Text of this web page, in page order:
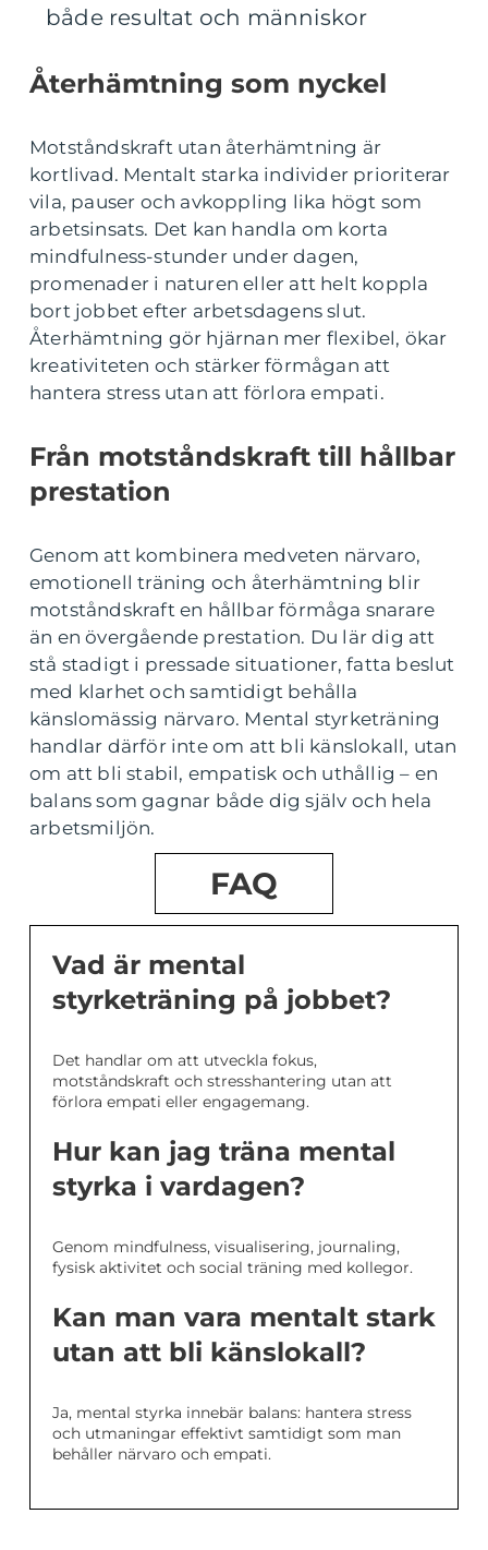
både resultat och människor
Återhämtning som nyckel
Motståndskraft utan återhämtning är
kortlivad. Mentalt starka individer prioriterar
vila, pauser och avkoppling lika högt som
arbetsinsats. Det kan handla om korta
mindfulness-stunder under dagen,
promenader i naturen eller att helt koppla
bort jobbet efter arbetsdagens slut.
Återhämtning gör hjärnan mer flexibel, ökar
kreativiteten och stärker förmågan att
hantera stress utan att förlora empati.
Från motståndskraft till hållbar
prestation
Genom att kombinera medveten närvaro,
emotionell träning och återhämtning blir
motståndskraft en hållbar förmåga snarare
än en övergående prestation. Du lär dig att
stå stadigt i pressade situationer, fatta beslut
med klarhet och samtidigt behålla
känslomässig närvaro. Mental styrketräning
handlar därför inte om att bli känslokall, utan
om att bli stabil, empatisk och uthållig – en
balans som gagnar både dig själv och hela
arbetsmiljön.
FAQ
Vad är mental
styrketräning på jobbet?
Det handlar om att utveckla fokus,
motståndskraft och stresshantering utan att
förlora empati eller engagemang.
Hur kan jag träna mental
styrka i vardagen?
Genom mindfulness, visualisering, journaling,
fysisk aktivitet och social träning med kollegor.
Kan man vara mentalt stark
utan att bli känslokall?
Ja, mental styrka innebär balans: hantera stress
och utmaningar effektivt samtidigt som man
behåller närvaro och empati.